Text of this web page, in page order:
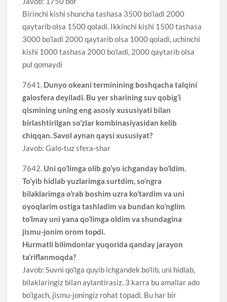
Birinchi kishi shuncha tashasa 3500 bo’ladi 2000
qaytarib olsa 1500 qoladi. Ikkinchi kishi 1500 tashasa
3000 bo’ladi 2000 qaytarib olsa 1000 qoladi, uchinchi
kishi 1000 tashasa 2000 bo’ladi, 2000 qaytarib olsa
pul qomaydi
7641. Dunyo okeani terminining boshqacha talqini
galosfera deyiladi. Bu yer sharining suv qobig’i
qismining uning eng asosiy xususiyati bilan
birlashtirilgan so’zlar kombinasiyasidan kelib
chiqqan. Savol aynan qaysi xususiyat?
Javob: Galo-tuz sfera-shar
7642. Uni qo’limga olib go’yo ichganday bo’ldim.
To’yib hidlab yuzlarimga surtdim, so’ngra
bilaklarimga o’rab boshim uzra ko’tardim va uni
oyoqlarim ostiga tashladim va bundan ko’nglim
to’lmay uni yana qo’limga oldim va shundagina
jismu-jonim orom topdi.
Hurmatli bilimdonlar yuqorida qanday jarayon
ta’riflanmoqda?
Javob: Suvni qo’lga quyib ichgandek bo’lib, uni hidlab,
bilaklaringiz bilan aylantirasiz. 3 karra bu amallar ado
bo’lgach, jismu-joningiz rohat topadi. Bu har bir